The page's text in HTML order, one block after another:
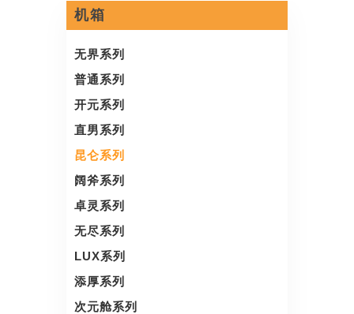
机箱
无界系列
普通系列
开元系列
直男系列
昆仑系列
阔斧系列
卓灵系列
无尽系列
LUX系列
添厚系列
次元舱系列